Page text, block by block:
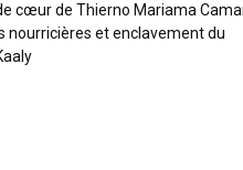
cœur de Thierno Mariama
nourricières et enclavement du